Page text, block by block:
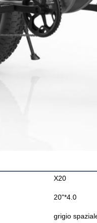
X20
20"*4.0
grigio